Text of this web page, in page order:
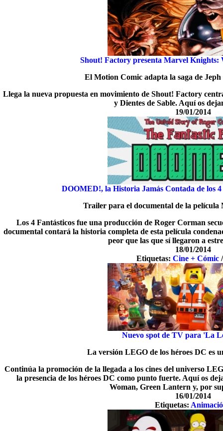
Shout! Factory presenta Marvel Knights:
El Motion Comic adapta la saga de
Llega la nueva propuesta en movimiento de Shout! Factory
y Dientes de Sable. Aquí os
19/01/2014
DOOMED!, la Historia Jamás Contada de los
Trailer para el documental de la película
Los 4 Fantásticos fue una producción de Roger Corman
documental contará la historia completa de esta película
peor que las que sí llegaron a
18/01/2014
Etiquetas:Cine + Cómic
Nuevo spot de TV para 'La
La versión LEGO de los héroes DC es
Continúa la promoción de la llegada a los cines del universo
la presencia de los héroes DC como punto fuerte. Aquí os
Woman, Green Lantern y, por
16/01/2014
Etiquetas: